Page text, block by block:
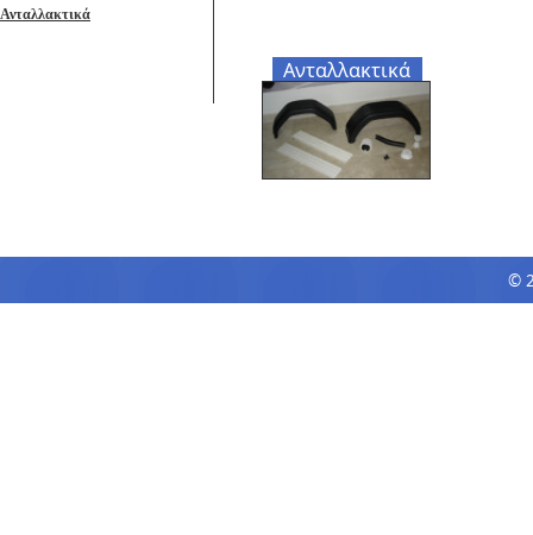
Ανταλλακτικά
Ανταλλακτικά
©